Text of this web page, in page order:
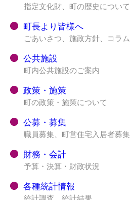
指定文化財、町の歴史について
町長より皆様へ
ごあいさつ、施政方針、コラム
公共施設
町内公共施設のご案内
政策・施策
町の政策・施策について
公募・募集
職員募集、町営住宅入居者募集
財務・会計
予算・決算・財政状況
各種統計情報